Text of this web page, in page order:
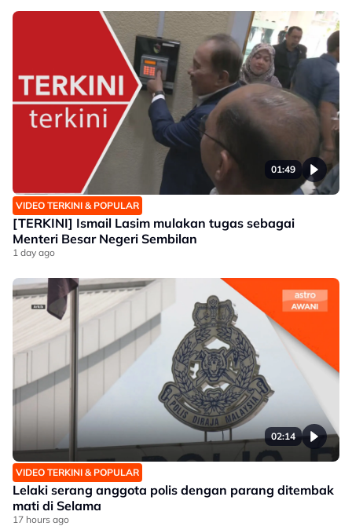
01:49
VIDEO TERKINI & POPULAR
[TERKINI] Ismail Lasim mulakan tugas sebagai
Menteri Besar Negeri Sembilan
1 day ago
02:14
VIDEO TERKINI & POPULAR
Lelaki serang anggota polis dengan parang ditembak
mati di Selama
17 hours ago